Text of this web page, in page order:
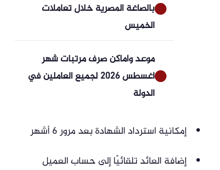
بالصاغة المصرية خلال تعاملات
الخميس
موعد وأماكن صرف مرتبات شهر
أغسطس 2026 لجميع العاملين في
الدولة
إمكانية استرداد الشهادة بعد مرور 6 أشهر
إضافة العائد تلقائيًا إلى حساب العميل